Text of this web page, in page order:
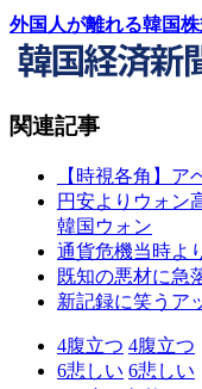
外国人が離れる韓国
関連記事
【時視各角】
円安よりウォン
韓国ウォン
通貨危機当時よ
既知の悪材に急
新記録に笑うア
4腹立つ 4腹立つ
6悲しい 6悲しい